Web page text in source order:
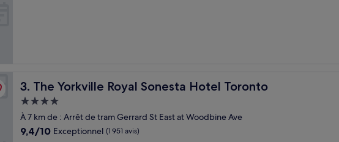
3. The Yorkville Royal Sonesta Hotel Toronto
The Yorkville Royal Sonesta Hotel Toronto
Hébergement
4.0 étoiles
À 7 km de : Arrêt de tram Gerrard St East at Woodbine Ave
9.4
9,4/10 Exceptionnel (1 951 avis)